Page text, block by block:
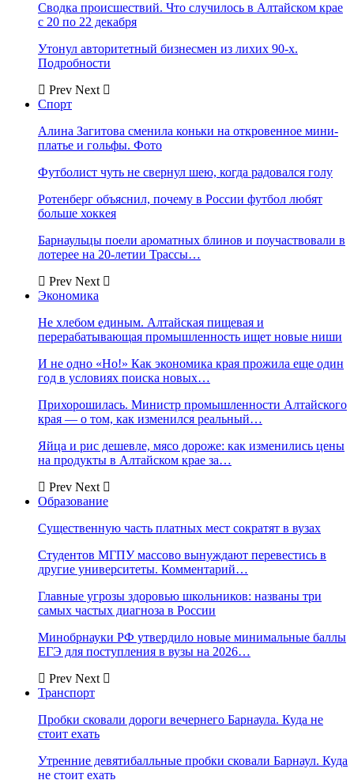
Сводка происшествий. Что случилось в Алтайском крае
с 20 по 22 декабря
Утонул авторитетный бизнесмен из лихих 90-х.
Подробности
Prev Next
Спорт
Алина Загитова сменила коньки на откровенное мини-
платье и гольфы. Фото
Футболист чуть не свернул шею, когда радовался голу
Ротенберг объяснил, почему в России футбол любят
больше хоккея
Барнаульцы поели ароматных блинов и поучаствовали в
лотерее на 20-летии Трассы…
Prev Next
Экономика
Не хлебом единым. Алтайская пищевая и
перерабатывающая промышленность ищет новые ниши
И не одно «Но!» Как экономика края прожила еще один
год в условиях поиска новых…
Прихорошилась. Министр промышленности Алтайского
края — о том, как изменился реальный…
Яйца и рис дешевле, мясо дороже: как изменились цены
на продукты в Алтайском крае за…
Prev Next
Образование
Существенную часть платных мест сократят в вузах
Студентов МГПУ массово вынуждают перевестись в
другие университеты. Комментарий…
Главные угрозы здоровью школьников: названы три
самых частых диагноза в России
Минобрнауки РФ утвердило новые минимальные баллы
ЕГЭ для поступления в вузы на 2026…
Prev Next
Транспорт
Пробки сковали дороги вечернего Барнаула. Куда не
стоит ехать
Утренние девятибалльные пробки сковали Барнаул. Куда
не стоит ехать